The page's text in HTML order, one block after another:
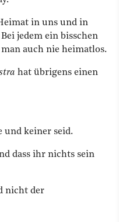
in uns und in
jedem ein bisschen
auch nie heimatlos.
hat übrigens einen
und keiner seid.
dass ihr nichts sein
nicht der